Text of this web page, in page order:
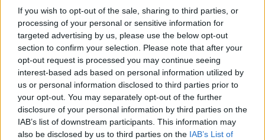
If you wish to opt-out of the sale, sharing to third parties, or
processing of your personal or sensitive information for
targeted advertising by us, please use the below opt-out
section to confirm your selection. Please note that after your
opt-out request is processed you may continue seeing
interest-based ads based on personal information utilized by
us or personal information disclosed to third parties prior to
your opt-out. You may separately opt-out of the further
disclosure of your personal information by third parties on the
IAB’s list of downstream participants. This information may
also be disclosed by us to third parties on the IAB’s List of
5΄-10΄στην έξοδο για Λαμία.
Καθυστερήσεις 5΄-10΄στην έξοδο για Λαμία στο ρεύμα
προς Ελευσίνα.
— Attiki Odos Traffic (@aodostraffic)May 26, 2025
Facebook Share on X Bluesky
Email Copy Link